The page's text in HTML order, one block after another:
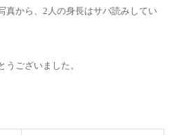
真から、2人の身長はサバ読みしてい
ございました。